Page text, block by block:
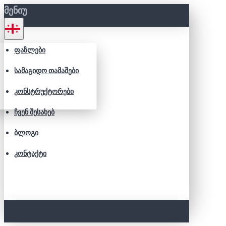
ᲛᲔᲜᲘᲣ
ᲤᲐᲖᲚᲔᲑᲘ
ᲡᲐᲛᲐᲒᲘᲓᲝ ᲗᲐᲛᲐᲨᲔᲑᲘ
ᲙᲝᲜᲡᲢᲠᲣᲥᲢᲝᲠᲔᲑᲘ
ᲩᲕᲔᲜ ᲨᲔᲡᲐᲮᲔᲑ
ᲑᲚᲝᲒᲘ
ᲙᲝᲜᲢᲐᲥᲢᲘ